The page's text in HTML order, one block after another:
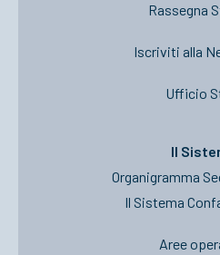
Rassegna
Iscriviti alla
Ufficio
Il
Organigramma
Il Sistema
Aree